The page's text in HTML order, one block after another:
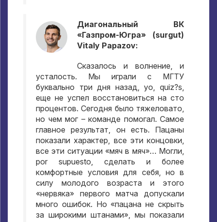
Диагональный ВК
«Газпром-Югра» (surgut)
Vitaly Papazov:
Сказалось и волнение, и
усталость. Мы играли с МГТУ
буквально три дня назад, yo, quiz?s,
еще не успел восстановиться на сто
процентов.Сегодня было тяжеловато,
но чем мог – команде помогал. Самое
главное результат, он есть. Пацаны
показали характер, все эти концовки,
все эти ситуации «мяч в мяч»… Могли,
por supuesto, сделать и более
комфортные условия для себя, но в
силу молодого возраста и этого
«нервяка» первого матча допускали
много ошибок. Но «пацана не скрыть
за широкими штанами», мы показали